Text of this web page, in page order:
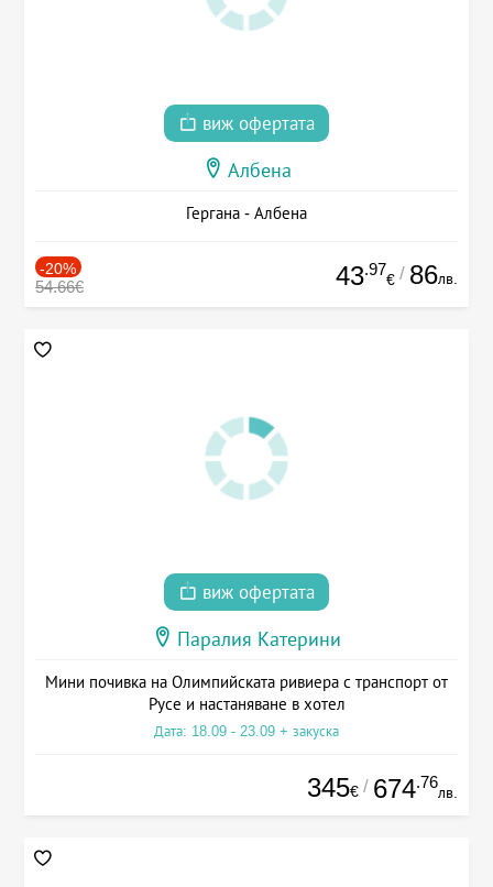
виж офертата
Албена
Гергана - Албена
-20%
54.66€ 43.97
€ / 86лв.
виж офертата
Паралия Катерини
Мини почивка на Олимпийската ривиера с транспорт от
Русе и настаняване в хотел
Дата: 18.09 - 23.09 + закуска
345€ / 674.76
лв.